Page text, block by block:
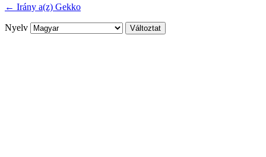
← Irány a(z) Gekko
Nyelv